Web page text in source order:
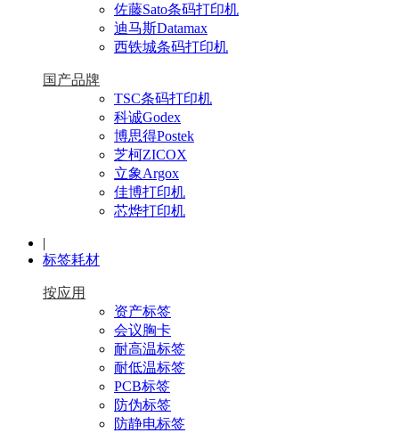
佐藤Sato条码打印机
迪马斯Datamax
西铁城条码打印机
国产品牌
TSC条码打印机
科诚Godex
博思得Postek
芝柯ZICOX
立象Argox
佳博打印机
芯烨打印机
|
标签耗材
按应用
资产标签
会议胸卡
耐高温标签
耐低温标签
PCB标签
防伪标签
防静电标签